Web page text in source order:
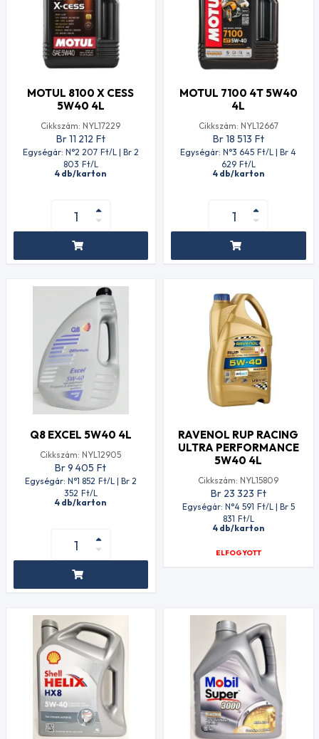
MOTUL 8100 X CESS
5W40 4L
Cikkszám: NYL17229
Br 11 212 Ft
Egységár: N°2 207 Ft/L | Br 2
803 Ft/L
4 db/karton
MOTUL 7100 4T 5W40
4L
Cikkszám: NYL12667
Br 18 513 Ft
Egységár: N°3 645 Ft/L | Br 4
629 Ft/L
4 db/karton
Q8 EXCEL 5W40 4L
Cikkszám: NYL12905
Br 9 405 Ft
Egységár: N°1 852 Ft/L | Br 2
352 Ft/L
4 db/karton
RAVENOL RUP RACING
ULTRA PERFORMANCE
5W40 4L
Cikkszám: NYL15809
Br 23 323 Ft
Egységár: N°4 591 Ft/L | Br 5
831 Ft/L
4 db/karton
ELFOGYOTT